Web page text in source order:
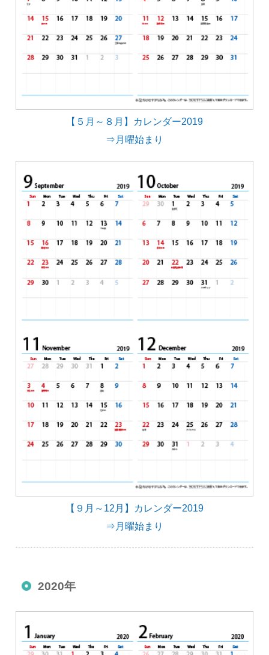
【５月～８月】カレンダー2019
⇒月曜始まり
【９月～12月】カレンダー2019
⇒月曜始まり
2020年